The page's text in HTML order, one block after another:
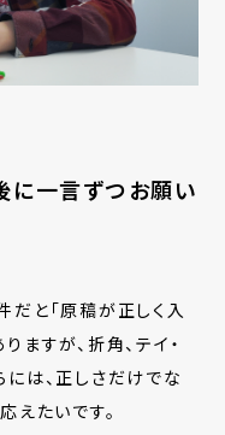
に一言ずつお願い
だと「原稿が正しく入
ますが、折角、テイ・
は、正しさだけでな
えたいです。